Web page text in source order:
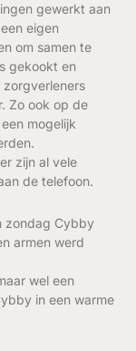
gewerkt aan
eigen
om samen te
gekookt en
Zo ook op de
mogelijk
zijn al vele
de telefoon.
zondag Cybby
armen werd
wel een
in een warme